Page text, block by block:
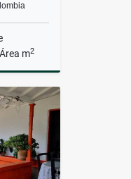
Área m2
Alquiler